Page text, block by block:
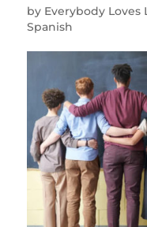
by Everybody Loves
Spanish